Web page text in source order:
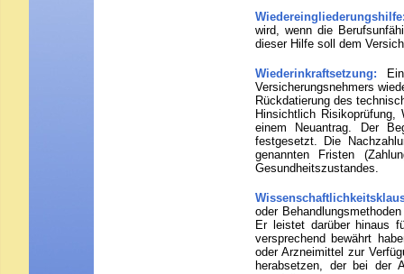
wird, wenn die
dieser Hilfe soll dem
Wiederinkraftsetzung:
Versicherungsnehmers
Rückdatierung des
Hinsichtlich
einem Neuantrag. Der
festgesetzt. Die
genannten Fristen
Gesundheitszustandes.
oder
Er leistet darüber hinaus
versprechend bewährt
oder Arzneimittel zur
herabsetzen, der bei der